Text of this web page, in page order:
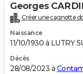
Georges
Créer une cagnotte
Naissance
11/10/1930 à LUTRY
Décès
28/08/2023 à